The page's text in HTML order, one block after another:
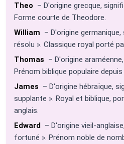
Theo – D'origine grecque,
Forme courte de Theodore.
William – D'origine
résolu ». Classique royal porté
Thomas – D'origine
Prénom biblique populaire depuis
James – D'origine hébraïque,
supplante ». Royal et biblique,
anglais.
Edward – D'origine vieil-
fortuné ». Prénom noble de